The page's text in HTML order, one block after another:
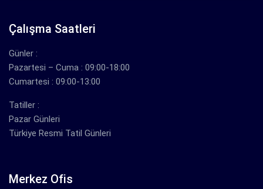
Çalışma Saatleri
Günler :
Pazartesi – Cuma : 09:00-18:00
Cumartesi : 09:00-13:00
Tatiller :
Pazar Günleri
Türkiye Resmi Tatil Günleri
Merkez Ofis